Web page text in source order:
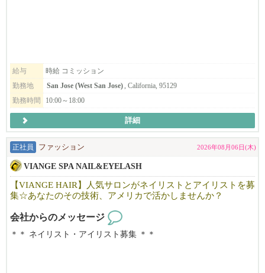
当サロンでは、日常にフィットするナチュラルスタイルから、
応しており、
美容師として様々な技術・スタイルを経験できる環境です。
ローカルのお客様を中心に、新規・リピーターともに安定して来
店があり、
丁寧なカウンセリングと高いサービス品質を大切にしているた
め、
お客様との信頼関係を築きやすく、リピートにもつながりやすい
「Japanese Head Spa」は特に人気が高く、
給与
時給 コミッション
勤務地
San Jose (West San Jose) , California, 95129
勤務時間
10:00～18:00
詳細
正社員 ファッション 2026年08月06日(木)
VIANGE SPA NAIL&EYELASH
【VIANGE HAIR】人気サロンがネイリストとアイリストを募
集☆あなたのその技術、アメリカで活かしませんか？
会社からのメッセージ
＊＊ ネイリスト・アイリスト募集 ＊＊